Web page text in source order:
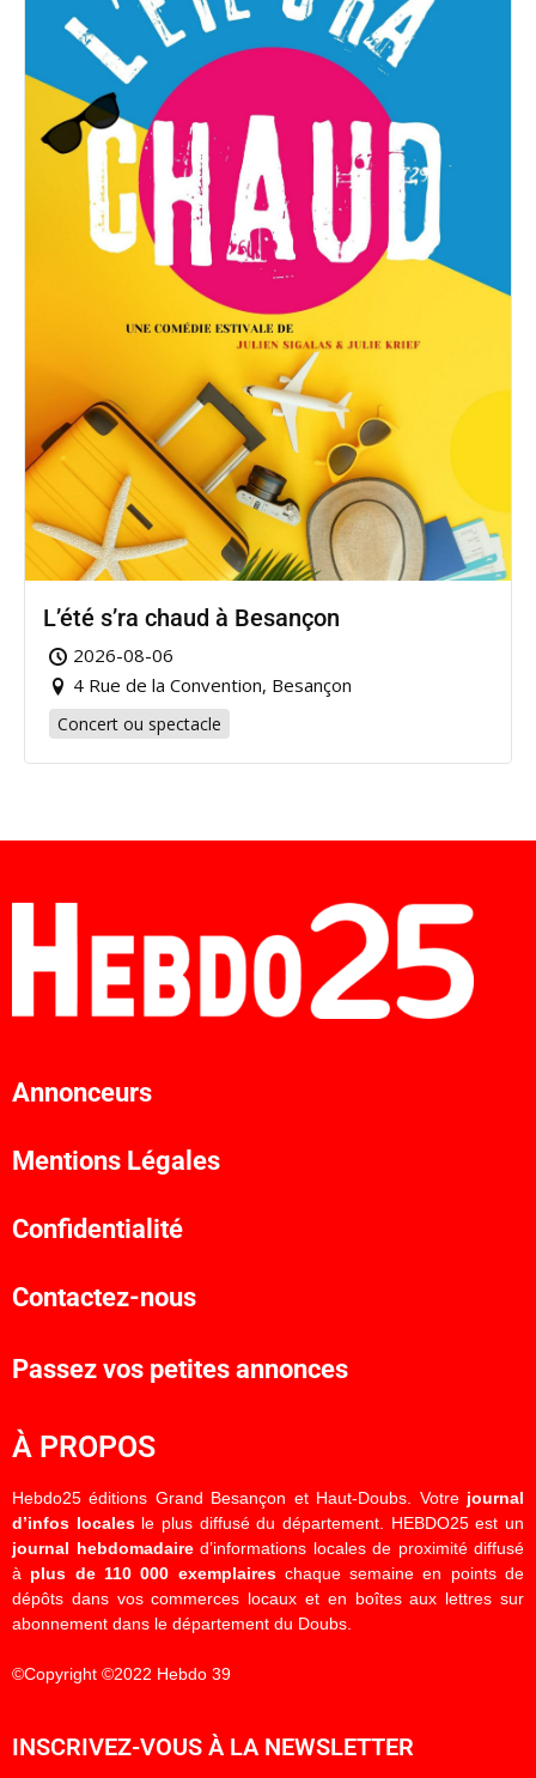
L’été s’ra chaud à Besançon
2026-08-06
4 Rue de la Convention, Besançon
Concert ou spectacle
Annonceurs
Mentions Légales
Confidentialité
Contactez-nous
Passez vos petites annonces
À PROPOS
Hebdo25 éditions Grand Besançon et Haut-Doubs. Votre journal
d’infos localesle plus diffusé du département. HEBDO25 est un
journal hebdomadaired’informations locales de proximité diffusé
à plus de 110 000 exemplaireschaque semaine en points de
dépôts dans vos commerces locaux et en boîtes aux lettres sur
abonnement dans le département du Doubs.
©Copyright ©2022 Hebdo 39
INSCRIVEZ-VOUS À LA NEWSLETTER